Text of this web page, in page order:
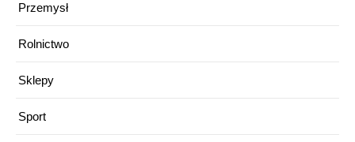
Przemysł
Rolnictwo
Sklepy
Sport